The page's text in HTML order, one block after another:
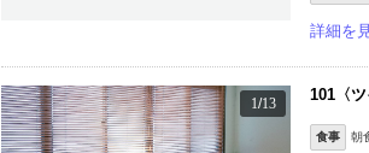
詳細を
1/13 101〈ツ
食事 朝